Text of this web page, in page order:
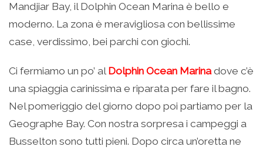
Mandjiar Bay, il Dolphin Ocean Marina è bello e
moderno. La zona è meravigliosa con bellissime
case, verdissimo, bei parchi con giochi.
Ci fermiamo un po’ al Dolphin Ocean Marinadove c’è
una spiaggia carinissima e riparata per fare il bagno.
Nel pomeriggio del giorno dopo poi partiamo per la
Geographe Bay. Con nostra sorpresa i campeggi a
Busselton sono tutti pieni. Dopo circa un’oretta ne